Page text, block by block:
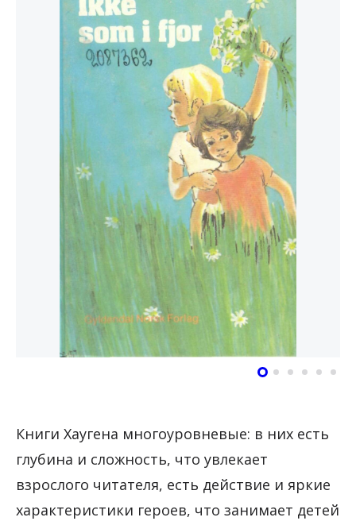
Книги Хаугена многоуровневые: в них есть
глубина и сложность, что увлекает
взрослого читателя, есть действие и яркие
характеристики героев, что занимает детей